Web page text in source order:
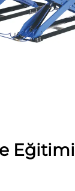
Eğitimi